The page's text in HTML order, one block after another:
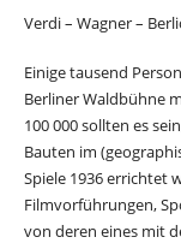
Verdi – Wagner –
Einige tausend
Berliner Waldbühne
100 000 sollten es
Bauten im
Spiele 1936 errichtet
Filmvorführungen,
von deren eines mit